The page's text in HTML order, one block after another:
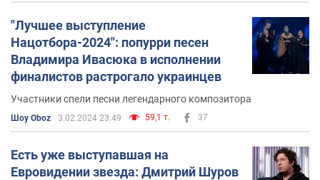
Группа Pianoбой в свою очередь записала четыре
альбома: “Простые вещи”, “Кохання”, “Take Off” и “Не
прекращай мечтать”.
Лучшими песнями группы считаются:
“Смысла нет”– первая песня Pianoбой.
“Родина”– записана в 2014 году.
"Лучшее выступление
Нацотбора-2024": попурри песен
Владимира Ивасюка в исполнении
финалистов растрогало украинцев
Участники спели песни легендарного композитора
Шоу Oboz 3.02.2024 23:49 59,1 т. 37
Есть уже выступавшая на
Евровидении звезда: Дмитрий Шуров